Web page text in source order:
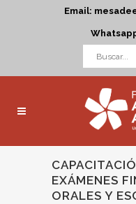
Email:
EXÁMENES
ORALES Y